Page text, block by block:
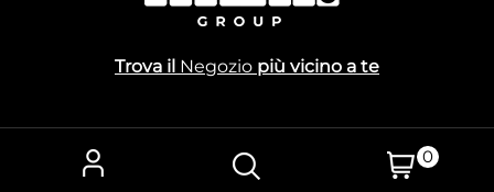
Trova il Negozio più vicino a te
0
Powered by Passepartout
Designed by Gestionale Toscana Srl